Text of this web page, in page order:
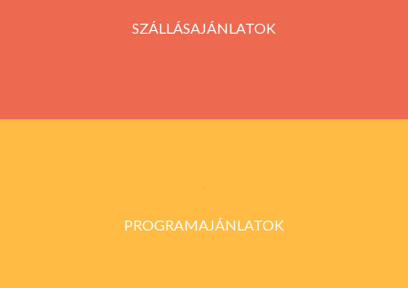
SZÁLLÁSAJÁNLATOK
PROGRAMAJÁNLATOK